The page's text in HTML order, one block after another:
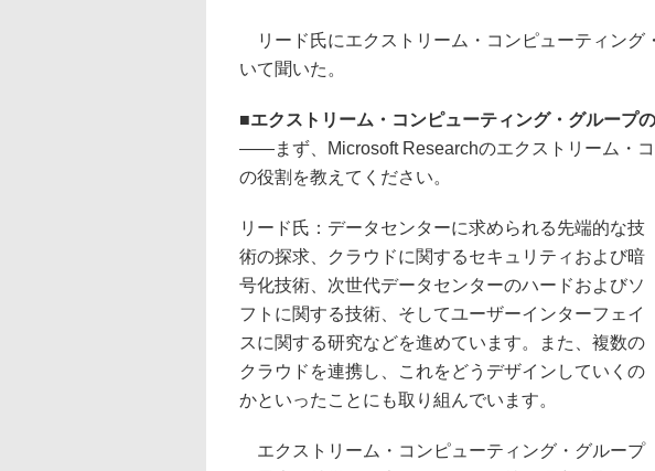
リード氏にエクストリーム・コンピューティング
いて聞いた。
■エクストリーム・コンピューティング・グループ
――まず、Microsoft Researchのエクストリーム・
の役割を教えてください。
リード氏：データセンターに求められる先端的な技
術の探求、クラウドに関するセキュリティおよび暗
号化技術、次世代データセンターのハードおよびソ
フトに関する技術、そしてユーザーインターフェイ
スに関する研究などを進めています。また、複数の
クラウドを連携し、これをどうデザインしていくの
かといったことにも取り組んでいます。
エクストリーム・コンピューティング・グループ